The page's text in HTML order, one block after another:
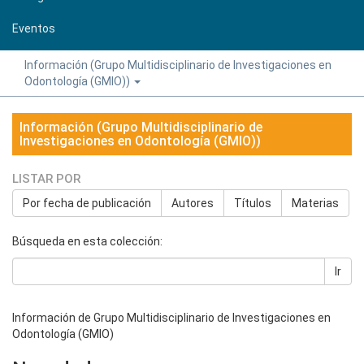
Eventos
Información (Grupo Multidisciplinario de Investigaciones en
Odontología (GMIO))
Información (Grupo Multidisciplinario de
Investigaciones en Odontología (GMIO))
LISTAR POR
Por fecha de publicación Autores Títulos Materias
Búsqueda en esta colección:
Ir
Información de Grupo Multidisciplinario de Investigaciones en
Odontología (GMIO)